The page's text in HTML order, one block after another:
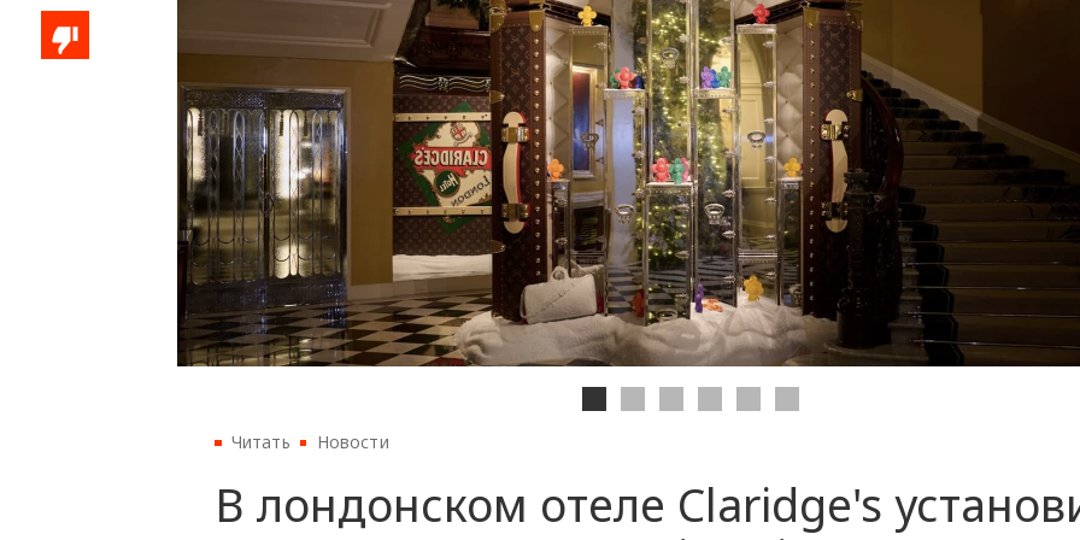
Читать Новости
В лондонском отеле Claridge's